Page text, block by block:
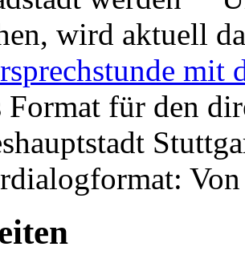
wird aktuell
mit
Format für den